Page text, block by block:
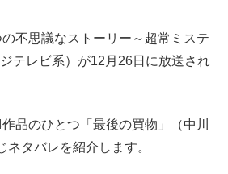
不思議なストーリー～超常ミステ
テレビ系）が12月26日に放送され
品のひとつ「最後の買物」（中川
ネタバレを紹介します。